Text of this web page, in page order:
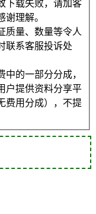
下载失败，请加客
理解。
质量、数量等令人
联系客服投诉处
的一部分分成，
户提供资料分享平
费用分成），不提